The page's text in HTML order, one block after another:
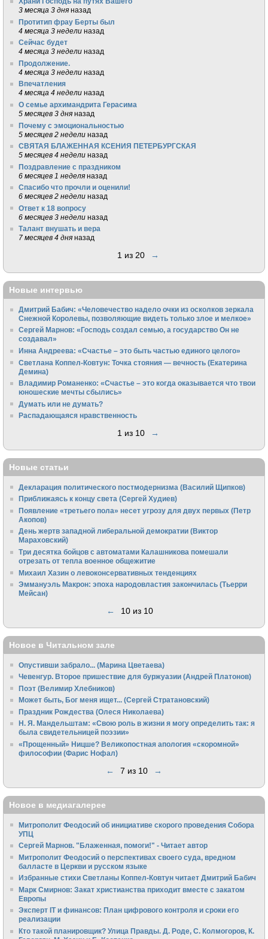
3 месяца 3 дня назад
Протитип фрау Берты был
4 месяца 3 недели назад
Сейчас будет
4 месяца 3 недели назад
Продолжение.
4 месяца 3 недели назад
Впечатления
4 месяца 4 недели назад
О семье архимандрита Герасима
5 месяцев 3 дня назад
Почему с эмоциональностью
5 месяцев 2 недели назад
СВЯТАЯ БЛАЖЕННАЯ КСЕНИЯ ПЕТЕРБУРГСКАЯ
5 месяцев 4 недели назад
Поздравление с праздником
6 месяцев 1 неделя назад
Спасибо что прочли и оценили!
6 месяцев 2 недели назад
Ответ к 18 вопросу
6 месяцев 3 недели назад
Талант внушать и вера
7 месяцев 4 дня назад
1 из 20 →
Новые интервью
Дмитрий Бабич: «Человечество надело очки из осколков зеркала
Снежной Королевы, позволяющие видеть только злое и мелкое»
Сергей Марнов: «Господь создал семью, а государство Он не
создавал»
Инна Андреева: «Счастье – это быть частью единого целого»
Светлана Коппел-Ковтун: Точка стояния — вечность (Екатерина
Демина)
Владимир Романенко: «Счастье – это когда оказывается что твои
юношеские мечты сбылись»
Думать или не думать?
Распадающаяся нравственность
1 из 10 →
Новые статьи
Декларация политического постмодернизма (Василий Щипков)
Приближаясь к концу света (Сергей Худиев)
Появление «третьего пола» несет угрозу для двух первых (Петр
Акопов)
День жертв западной либеральной демократии (Виктор
Мараховский)
Три десятка бойцов с автоматами Калашникова помешали
отрезать от тепла военное общежитие
Михаил Хазин о левоконсервативных тенденциях
Эммануэль Макрон: эпоха народовластия закончилась (Тьерри
Мейсан)
← 10 из 10
Новое в Читальном зале
Опустивши забрало... (Марина Цветаева)
Чевенгур. Второе пришествие для буржуазии (Андрей Платонов)
Поэт (Велимир Хлебников)
Может быть, Бог меня ищет... (Сергей Стратановский)
Праздник Рождества (Олеся Николаева)
Н. Я. Мандельштам: «Свою pоль в жизни я могу опpеделить так: я
была свидетельницей поэзии»
«Прощенный» Ницше? Великопостная апология «скоромной»
философии (Фарис Нофал)
← 7 из 10 →
Новое в медиагалерее
Митрополит Феодосий об инициативе скорого проведения Собора
УПЦ
Сергей Марнов. "Блаженная, помоги!" - Читает автор
Митрополит Феодосий о перспективах своего суда, вредном
балласте в Церкви и русском языке
Избранные стихи Светланы Коппел-Ковтун читает Дмитрий Бабич
Марк Смирнов: Закат христианства приходит вместе с закатом
Европы
Эксперт IT и финансов: План цифрового контроля и сроки его
реализации
Кто такой планировщик? Улица Правды. Д. Роде, С. Колмогоров, К.